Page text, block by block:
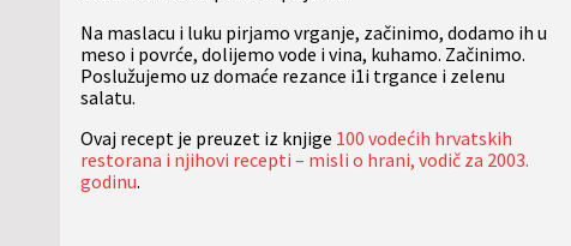
SPLITSKO-DALMATINSKA ŽUPANIJA
DUBROVAČKO-NERETVANSKA ŽUPANIJA
Na maslacu i luku pirjamo vrganje, začinimo, dodamo ih u
meso i povrće, do­lijemo vode i vina, kuhamo. Začini­mo.
Poslužujemo uz domaće rezance i1i trgance i zelenu
salatu.
Ovaj recept je preuzet iz knjige 100 vodećih hrvatskih
restorana i njihovi recepti – misli o hrani, vodič za 2003.
godinu.